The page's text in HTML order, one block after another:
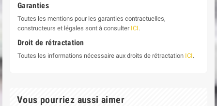
Garanties
Toutes les mentions pour les garanties contractuelles,
constructeurs et légales sont à consulter ICI.
Droit de rétractation
Toutes les informations nécessaire aux droits de rétractation ICI.
Vous pourriez aussi aimer